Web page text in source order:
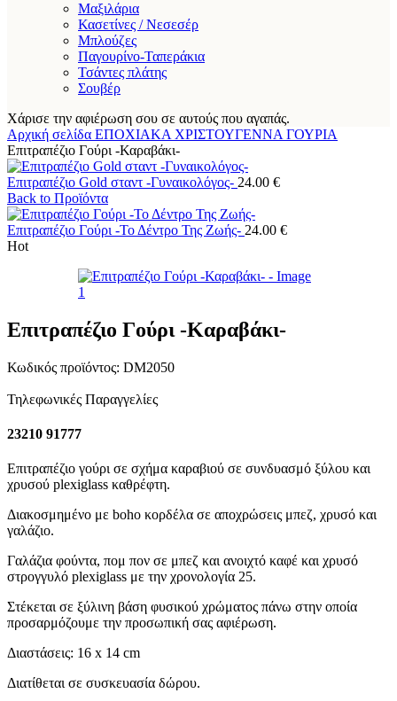
Μαξιλάρια
Κασετίνες / Νεσεσέρ
Μπλούζες
Παγουρίνο-Ταπεράκια
Τσάντες πλάτης
Σουβέρ
Χάρισε την αφιέρωση σου σε αυτούς που αγαπάς.
Αρχική σελίδα ΕΠΟΧΙΑΚΑ ΧΡΙΣΤΟΥΓΕΝΝΑ ΓΟΥΡΙΑ
Επιτραπέζιο Γούρι -Καραβάκι-
Επιτραπέζιο Gold σταντ -Γυναικολόγος- 24.00 €
Back to Προϊόντα
Επιτραπέζιο Γούρι -Το Δέντρο Της Ζωής- 24.00 €
Hot
Επιτραπέζιο Γούρι -Καραβάκι-
Κωδικός προϊόντος: DM2050
Τηλεφωνικές Παραγγελίες
23210 91777
Επιτραπέζιο γούρι σε σχήμα καραβιού σε συνδυασμό ξύλου και
χρυσού plexiglass καθρέφτη.
Διακοσμημένο με boho κορδέλα σε αποχρώσεις μπεζ, χρυσό και
γαλάζιο.
Γαλάζια φούντα, πομ πον σε μπεζ και ανοιχτό καφέ και χρυσό
στρογγυλό plexiglass με την χρονολογία 25.
Στέκεται σε ξύλινη βάση φυσικού χρώματος πάνω στην οποία
προσαρμόζουμε την προσωπική σας αφιέρωση.
Διαστάσεις: 16 x 14 cm
Διατίθεται σε συσκευασία δώρου.